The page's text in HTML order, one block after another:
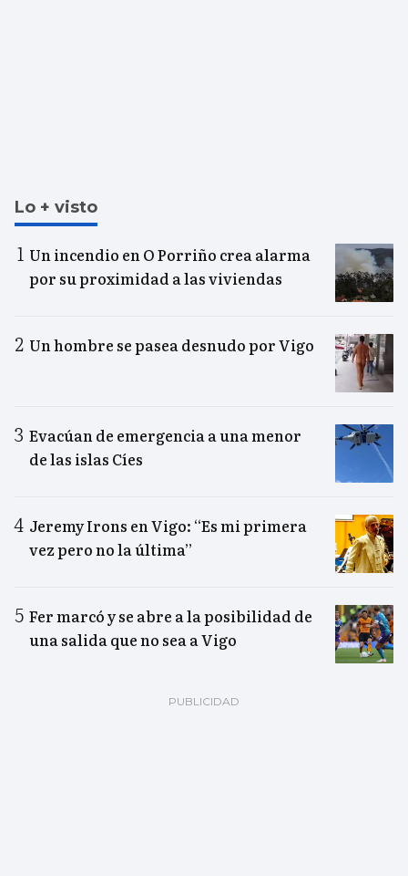
Lo + visto
Un incendio en O Porriño crea alarma
por su proximidad a las viviendas
Un hombre se pasea desnudo por Vigo
Evacúan de emergencia a una menor
de las islas Cíes
Jeremy Irons en Vigo: “Es mi primera
vez pero no la última”
Fer marcó y se abre a la posibilidad de
una salida que no sea a Vigo